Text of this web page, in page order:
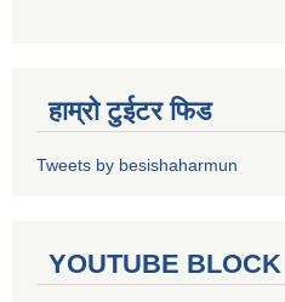
हाम्रो टुईटर फिड
Tweets by besishaharmun
YOUTUBE BLOCK